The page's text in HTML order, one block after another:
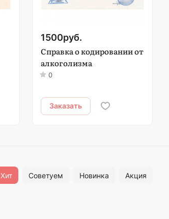
1500руб.
Справка о кодировании от
алкоголизма
0
Заказать
Хит Советуем Новинка Акция